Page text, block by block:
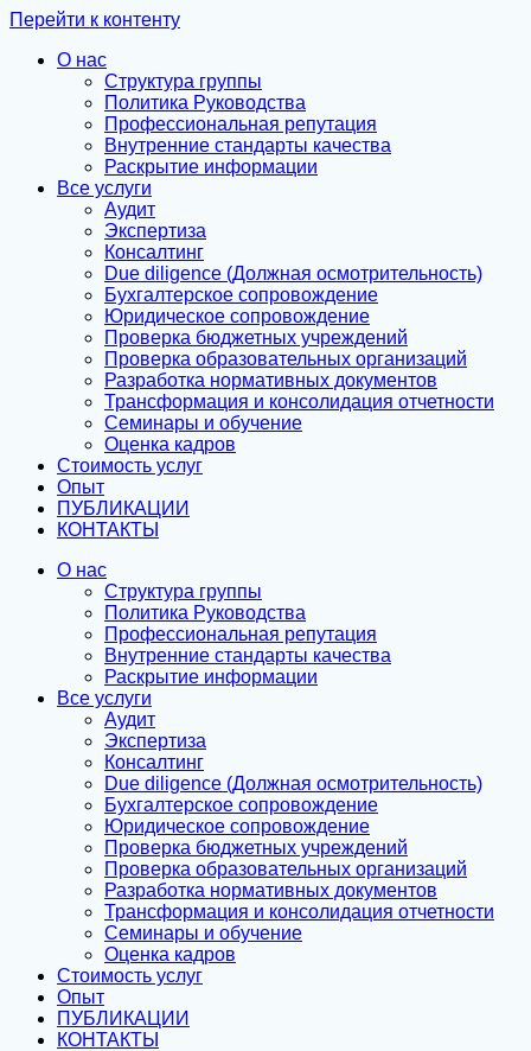
Перейти к контенту
О нас
Структура группы
Политика Руководства
Профессиональная репутация
Внутренние стандарты качества
Раскрытие информации
Все услуги
Аудит
Экспертиза
Консалтинг
Due diligence (Должная осмотрительность)
Бухгалтерское сопровождение
Юридическое сопровождение
Проверка бюджетных учреждений
Проверка образовательных организаций
Разработка нормативных документов
Трансформация и консолидация отчетности
Семинары и обучение
Оценка кадров
Стоимость услуг
Опыт
ПУБЛИКАЦИИ
КОНТАКТЫ
О нас
Структура группы
Политика Руководства
Профессиональная репутация
Внутренние стандарты качества
Раскрытие информации
Все услуги
Аудит
Экспертиза
Консалтинг
Due diligence (Должная осмотрительность)
Бухгалтерское сопровождение
Юридическое сопровождение
Проверка бюджетных учреждений
Проверка образовательных организаций
Разработка нормативных документов
Трансформация и консолидация отчетности
Семинары и обучение
Оценка кадров
Стоимость услуг
Опыт
ПУБЛИКАЦИИ
КОНТАКТЫ